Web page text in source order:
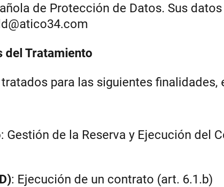
de Protección de Datos. Sus
del Tratamiento
para las siguientes finalidades,
: Gestión de la Reserva y Ejecución del
: Ejecución de un contrato (art. 6.1.b)